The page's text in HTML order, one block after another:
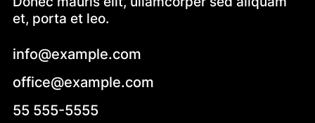
et, porta et leo.
info@example.com
office@example.com
55 555-5555